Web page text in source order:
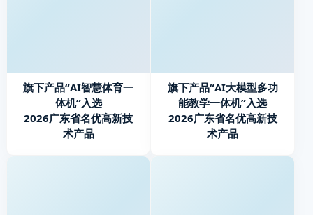
旗下产品“AI智慧体育一
体机”入选
2026广东省名优高新技
术产品
旗下产品“AI大模型多功
能教学一体机”入选
2026广东省名优高新技
术产品